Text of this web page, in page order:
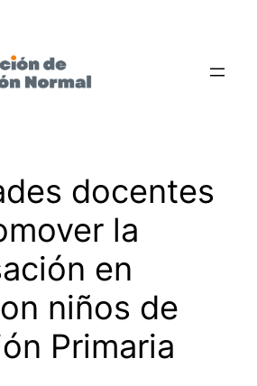
docentes
la
en
niños de
Primaria